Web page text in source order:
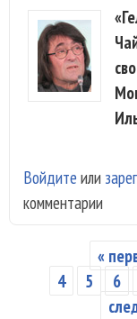
Войдите или
комментарии
Страницы
«
4
5 6